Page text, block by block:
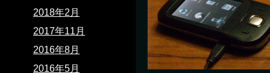
2018年2月
2017年11月
2016年8月
2016年5月